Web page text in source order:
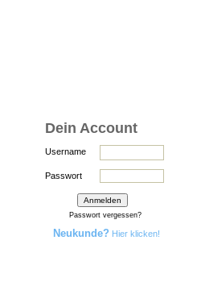
Dein Account
Username
Passwort
Passwort vergessen?
Neukunde? Hier klicken!